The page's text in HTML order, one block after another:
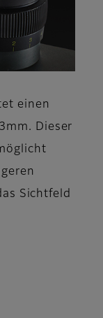
einen
Dieser
Sichtfeld